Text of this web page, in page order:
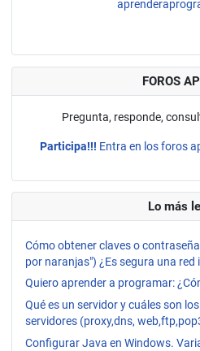
FOROS
Pregunta, responde,
Participa!!! Entra en los foros
Lo más
Cómo obtener claves o
por naranjas") ¿Es segura una red
Quiero aprender a programar:
Qué es un servidor y cuáles son
servidores (proxy,dns,
Configurar Java en Windows.